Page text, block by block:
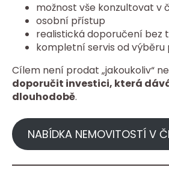
možnost vše konzultovat v
osobní přístup
realistická doporučení bez
kompletní servis od výběru
Cílem není prodat „jakoukoliv“
doporučit investici, která
dlouhodobě.
NABÍDKA NEMOVITOSTÍ V